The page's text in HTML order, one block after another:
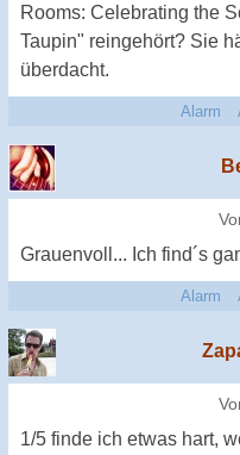
Rooms: Celebrating the
Taupin" reingehört? Sie
überdacht.
Alarm
Grauenvoll... Ich find´s
Alarm
1/5 finde ich etwas hart,